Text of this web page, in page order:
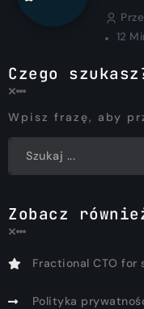
12
Czego
Wpisz frazę, aby
Zobacz
Fractional CTO for
Polityka